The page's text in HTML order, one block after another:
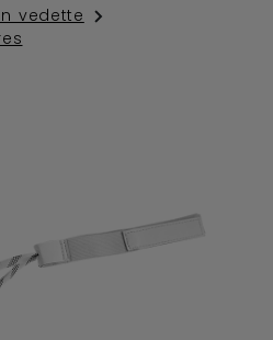
vedette